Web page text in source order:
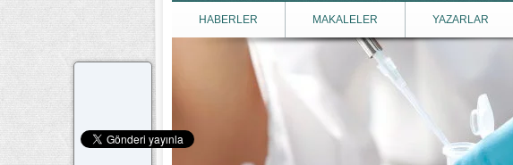
HABERLER MAKALELER YAZARLAR